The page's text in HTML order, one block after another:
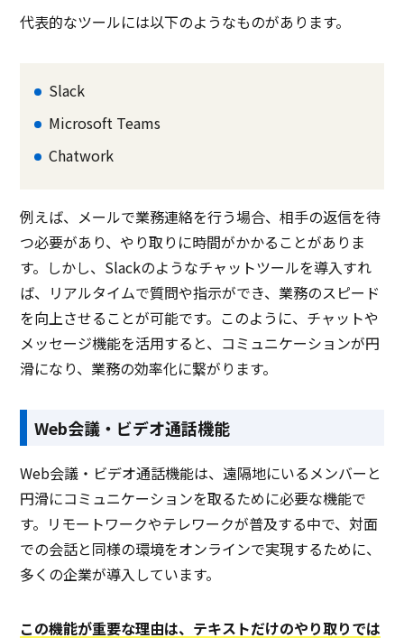
代表的なツールには以下のようなものがあります。
Slack
Microsoft Teams
Chatwork
例えば、メールで業務連絡を行う場合、相手の返信を待
つ必要があり、やり取りに時間がかかることがありま
す。しかし、Slackのようなチャットツールを導入すれ
ば、リアルタイムで質問や指示ができ、業務のスピード
を向上させることが可能です。このように、チャットや
メッセージ機能を活用すると、コミュニケーションが円
滑になり、業務の効率化に繋がります。
Web会議・ビデオ通話機能
Web会議・ビデオ通話機能は、遠隔地にいるメンバーと
円滑にコミュニケーションを取るために必要な機能で
す。リモートワークやテレワークが普及する中で、対面
での会話と同様の環境をオンラインで実現するために、
多くの企業が導入しています。
この機能が重要な理由は、テキストだけのやり取りでは